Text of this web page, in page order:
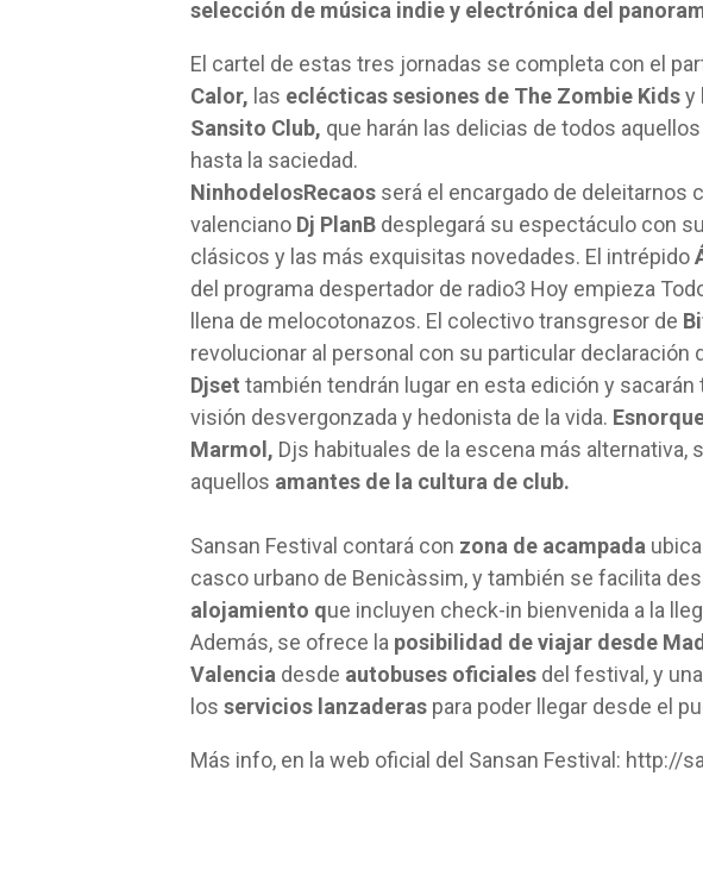
selección de música indie y electrónica del
El cartel de estas tres jornadas se completa con el
Calor, las eclécticas sesiones de The Zombie Kidsy
Sansito Club, que harán las delicias de todos
hasta la saciedad.
NinhodelosRecaos será el encargado de deleitarnos
valenciano Dj PlanB desplegará su espectáculo con
clásicos y las más exquisitas novedades. El intrépido
del programa despertador de radio3 Hoy empieza
llena de melocotonazos. El colectivo transgresor de
revolucionar al personal con su particular declaración
Djset también tendrán lugar en esta edición y
visión desvergonzada y hedonista de la vida.
Marmol, Djs habituales de la escena más alternativa,
aquellos amantes de la cultura de club.
Sansan Festival contará con zona de acampada
casco urbano de Benicàssim, y también se facilita
alojamiento que incluyen check-in bienvenida a la
Además, se ofrece la posibilidad de viajar desde
Valencia desde autobuses oficiales del festival, y
los servicios lanzaderas para poder llegar desde el
Más info, en la web oficial del Sansan Festival: http://